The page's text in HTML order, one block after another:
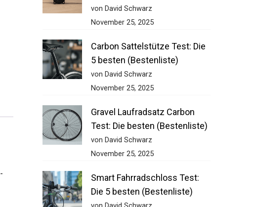
von David Schwarz
November 25, 2025
Carbon Sattelstütze Test: Die
5 besten (Bestenliste)
von David Schwarz
November 25, 2025
Gravel Laufradsatz Carbon
Test: Die besten (Bestenliste)
von David Schwarz
November 25, 2025
Smart Fahrradschloss Test:
Die 5 besten (Bestenliste)